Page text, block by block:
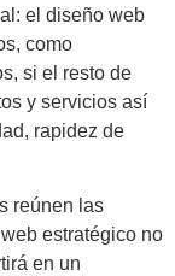
el diseño web
como
si el resto de
y servicios así
rapidez de
reúnen las
estratégico no
en un